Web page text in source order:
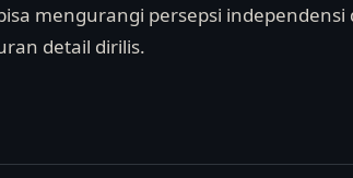
mengurangi persepsi
detail dirilis.